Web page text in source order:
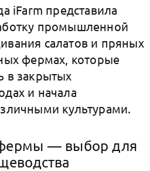
iFarm представила
промышленной
салатов и пряных
фермах, которые
в закрытых
и начала
культурами.
— выбор для